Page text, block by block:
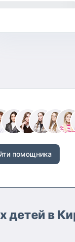
помощника
детей в